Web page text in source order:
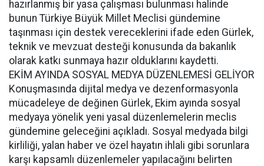
hazırlanmış bir yasa çalışması bulunması halinde
bunun Türkiye Büyük Millet Meclisi gündemine
taşınması için destek vereceklerini ifade eden Gürlek,
teknik ve mevzuat desteği konusunda da bakanlık
olarak katkı sunmaya hazır olduklarını kaydetti.
EKİM AYINDA SOSYAL MEDYA DÜZENLEMESİ GELİYOR
Konuşmasında dijital medya ve dezenformasyonla
mücadeleye de değinen Gürlek, Ekim ayında sosyal
medyaya yönelik yeni yasal düzenlemelerin meclis
gündemine geleceğini açıkladı. Sosyal medyada bilgi
kirliliği, yalan haber ve özel hayatın ihlali gibi sorunlara
karşı kapsamlı düzenlemeler yapılacağını belirten